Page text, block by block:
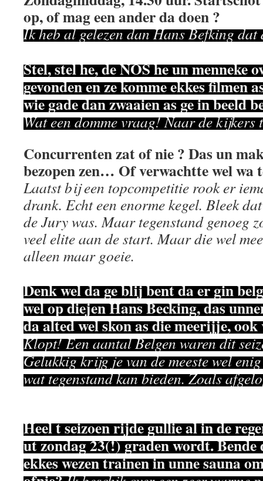
op, of mag een ander da doen ?
Ik heb al gelezen dan Hans Befking dat
Stel, stel he, de NOS he un menneke
gevonden en ze komme ekkes filmen
wie gade dan zwaaien as ge in beeld
Wat een domme vraag! Naar de
Concurrenten zat of nie ? Das un
bezopen zen… Of verwachtte wel wa
Laatst bij een topcompetitie rook er
drank. Echt een enorme kegel. Bleek
de Jury was. Maar tegenstand genoeg
veel elite aan de start. Maar die wel
alleen maar goeie.
Denk wel da ge blij bent da er gin
wel op diejen Hans Becking, das
da alted wel skon as die meerijje,
Klopt! Een aantal Belgen waren dit
Gelukkig krijg je van de meeste wel
wat tegenstand kan bieden. Zoals
Heel t seizoen rijde gullie al in de
ut zondag 23(!) graden wordt. Bende
ekkes wezen trainen in unne sauna